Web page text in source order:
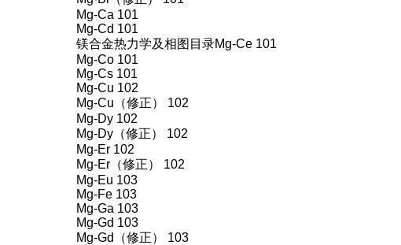
Mg-Ca 101
Mg-Cd 101
镁合金热力学及相图目录Mg-Ce 101
Mg-Co 101
Mg-Cs 101
Mg-Cu 102
Mg-Cu（修正） 102
Mg-Dy 102
Mg-Dy（修正） 102
Mg-Er 102
Mg-Er（修正） 102
Mg-Eu 103
Mg-Fe 103
Mg-Ga 103
Mg-Gd 103
Mg-Gd（修正） 103